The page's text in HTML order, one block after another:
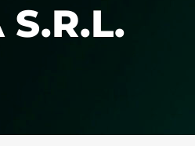
S.R.L.